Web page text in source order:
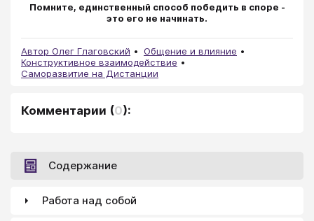
Помните, единственный способ победить в споре -
это его не начинать.
Автор Олег Глаговский
Общение и влияние
Конструктивное взаимодействие
Саморазвитие на Дистанции
Комментарии (0):
Содержание
Работа над собой